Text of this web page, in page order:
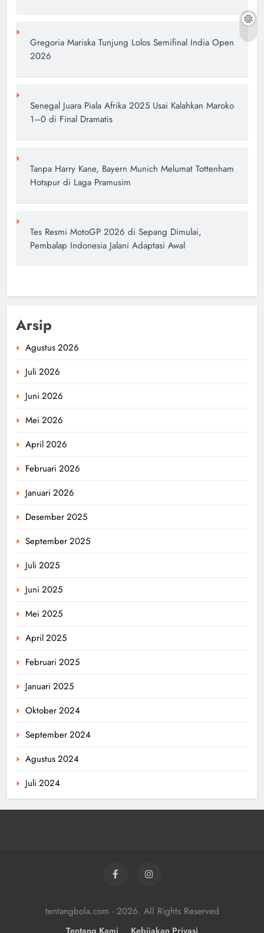
Gregoria Mariska Tunjung Lolos Semifinal India Open
2026
Senegal Juara Piala Afrika 2025 Usai Kalahkan Maroko
1–0 di Final Dramatis
Tanpa Harry Kane, Bayern Munich Melumat Tottenham
Hotspur di Laga Pramusim
Tes Resmi MotoGP 2026 di Sepang Dimulai,
Pembalap Indonesia Jalani Adaptasi Awal
Arsip
Agustus 2026
Juli 2026
Juni 2026
Mei 2026
April 2026
Februari 2026
Januari 2026
Desember 2025
September 2025
Juli 2025
Juni 2025
Mei 2025
April 2025
Februari 2025
Januari 2025
Oktober 2024
September 2024
Agustus 2024
Juli 2024
tentangbola.com - 2026. All Rights Reserved
Tentang Kami Kebijakan Privasi